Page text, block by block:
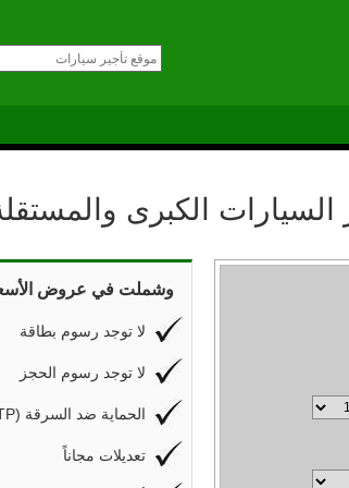
الكبرى
وشملت في عروض
لا توجد رسوم بطاقة
لا توجد رسوم الحجز
(TP) الحماية ضد السرقة
تعديلات مجاناً